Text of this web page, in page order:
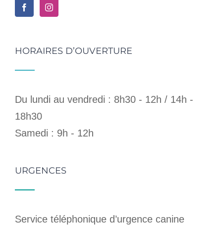
HORAIRES D’OUVERTURE
Du lundi au vendredi : 8h30 - 12h / 14h -
18h30
Samedi : 9h - 12h
URGENCES
Service téléphonique d’urgence canine